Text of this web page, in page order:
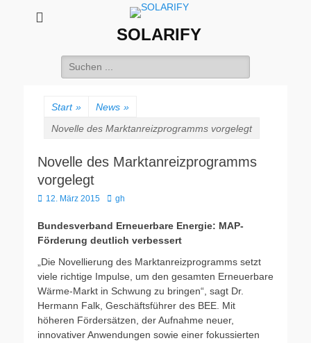
SOLARIFY
Suchen
nach:
Start » News »
Novelle des Marktanreizprogramms vorgelegt
Novelle des Marktanreizprogramms
vorgelegt
Veröffentlicht
12. März 2015 Autor
gh
Bundesverband Erneuerbare Energie: MAP-
Förderung deutlich verbessert
„Die Novellierung des Marktanreizprogramms setzt
viele richtige Impulse, um den gesamten Erneuerbare
Wärme-Markt in Schwung zu bringen“, sagt Dr.
Hermann Falk, Geschäftsführer des BEE. Mit
höheren Fördersätzen, der Aufnahme neuer,
innovativer Anwendungen sowie einer fokussierten